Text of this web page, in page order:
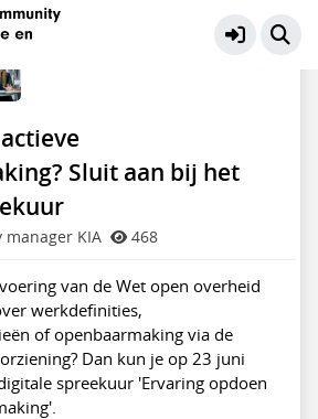
Meer
Sluit aan bij het
manager KIA 468
van de Wet open overheid
werkdefinities,
of openbaarmaking via de
Dan kun je op 23 juni
spreekuur 'Ervaring opdoen